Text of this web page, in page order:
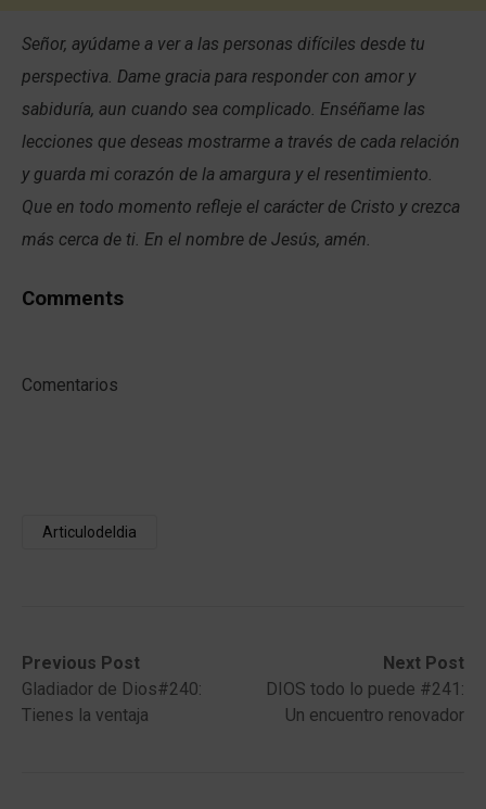
Señor, ayúdame a ver a las personas difíciles desde tu
perspectiva. Dame gracia para responder con amor y
sabiduría, aun cuando sea complicado. Enséñame las
lecciones que deseas mostrarme a través de cada relación
y guarda mi corazón de la amargura y el resentimiento.
Que en todo momento refleje el carácter de Cristo y crezca
más cerca de ti. En el nombre de Jesús, amén.
Comments
Comentarios
Articulodeldia
Post
navigation
Previous Post
Previous
post:Gladiador de Dios#240:
Tienes la ventaja
Next Post
Next
post:
DIOS todo lo puede #241:
Un encuentro renovador